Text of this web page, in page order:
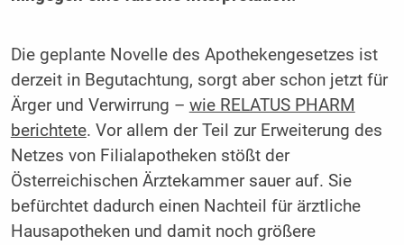
Die geplante Novelle des Apothekengesetzes ist
derzeit in Begutachtung, sorgt aber schon jetzt für
Ärger und Verwirrung – wie RELATUS PHARM
berichtete. Vor allem der Teil zur Erweiterung des
Netzes von Filialapotheken stößt der
Österreichischen Ärztekammer sauer auf. Sie
befürchtet dadurch einen Nachteil für ärztliche
Hausapotheken und damit noch größere